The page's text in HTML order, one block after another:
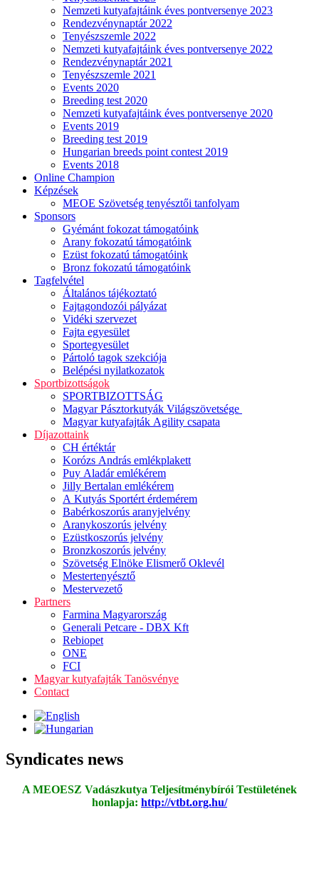
Nemzeti kutyafajtáink éves pontversenye 2023
Rendezvénynaptár 2022
Tenyészszemle 2022
Nemzeti kutyafajtáink éves pontversenye 2022
Rendezvénynaptár 2021
Tenyészszemle 2021
Events 2020
Breeding test 2020
Nemzeti kutyafajtáink éves pontversenye 2020
Events 2019
Breeding test 2019
Hungarian breeds point contest 2019
Events 2018
Online Champion
Képzések
MEOE Szövetség tenyésztői tanfolyam
Sponsors
Gyémánt fokozat támogatóink
Arany fokozatú támogatóink
Ezüst fokozatú támogatóink
Bronz fokozatú támogatóink
Tagfelvétel
Általános tájékoztató
Fajtagondozói pályázat
Vidéki szervezet
Fajta egyesület
Sportegyesület
Pártoló tagok szekciója
Belépési nyilatkozatok
Sportbizottságok
SPORTBIZOTTSÁG
Magyar Pásztorkutyák Világszövetsége
Magyar kutyafajták Agility csapata
Díjazottaink
CH értéktár
Korózs András emlékplakett
Puy Aladár emlékérem
Jilly Bertalan emlékérem
A Kutyás Sportért érdemérem
Babérkoszorús aranyjelvény
Aranykoszorús jelvény
Ezüstkoszorús jelvény
Bronzkoszorús jelvény
Szövetség Elnöke Elismerő Oklevél
Mestertenyésztő
Mestervezető
Partners
Farmina Magyarország
Generali Petcare - DBX Kft
Rebiopet
ONE
FCI
Magyar kutyafajták Tanösvénye
Contact
Syndicates news
A MEOESZ Vadászkutya Teljesítménybírói Testületének
honlapja: http://vtbt.org.hu/